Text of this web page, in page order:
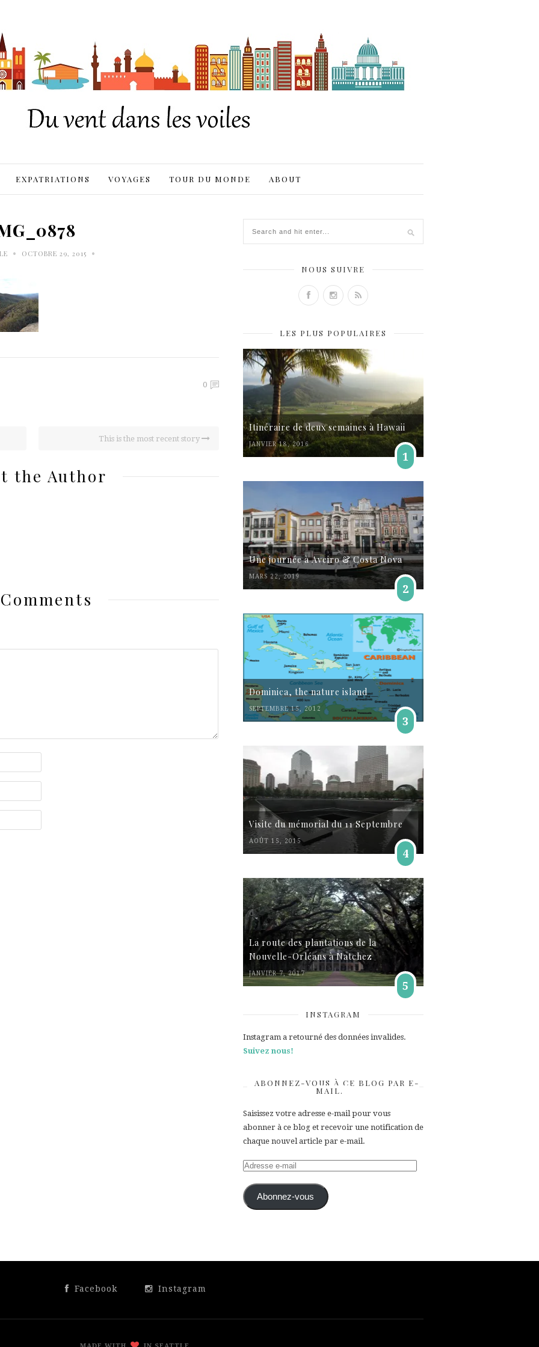
EXPATRIATIONS VOYAGES TOUR DU MONDE ABOUT
• OCTOBRE 29, 2015 •
0
This is the most recent story
the Author
NOUS SUIVRE
LES PLUS POPULAIRES
Itinéraire de deux semaines à Hawaii
JANVIER 18, 2016
1
Une journée à Aveiro & Costa Nova
MARS 22, 2019
2
Dominica, the nature island
SEPTEMBRE 15, 2012
3
Visite du mémorial du 11 Septembre
AOÛT 15, 2015
4
La route des plantations de la
Nouvelle-Orléans à Natchez
JANVIER 7, 2017
5
INSTAGRAM
Instagram a retourné des données invalides.
Suivez nous!
ABONNEZ-VOUS À CE BLOG PAR E-
MAIL.
Saisissez votre adresse e-mail pour vous
abonner à ce blog et recevoir une notification de
chaque nouvel article par e-mail.
Adresse
mail Abonnez-vous
Facebook Instagram